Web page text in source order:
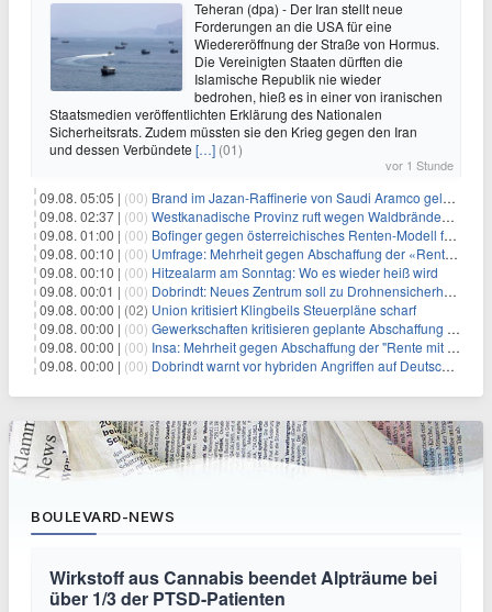
Teheran (dpa) - Der Iran stellt neue
Forderungen an die USA für eine
Wiedereröffnung der Straße von Hormus.
Die Vereinigten Staaten dürften die
Islamische Republik nie wieder
bedrohen, hieß es in einer von iranischen
Staatsmedien veröffentlichten Erklärung des Nationalen
Sicherheitsrats. Zudem müssten sie den Krieg gegen den Iran
und dessen Verbündete […] (01)
vor 1 Stunde
09.08. 05:05 | (00) Brand im Jazan-Raffinerie von Saudi Aramco gelöscht: Auswirkungen auf die Energiemärkte
09.08. 02:37 | (00) Westkanadische Provinz ruft wegen Waldbränden Notstand aus
09.08. 01:00 | (00) Bofinger gegen österreichisches Renten-Modell für Schwerarbeiter
09.08. 00:10 | (00) Umfrage: Mehrheit gegen Abschaffung der «Rente mit 63»
09.08. 00:10 | (00) Hitzealarm am Sonntag: Wo es wieder heiß wird
09.08. 00:01 | (00) Dobrindt: Neues Zentrum soll zu Drohnensicherheit forschen
09.08. 00:00 | (02) Union kritisiert Klingbeils Steuerpläne scharf
09.08. 00:00 | (00) Gewerkschaften kritisieren geplante Abschaffung der "Rente mit 63"
09.08. 00:00 | (00) Insa: Mehrheit gegen Abschaffung der "Rente mit 63"
09.08. 00:00 | (00) Dobrindt warnt vor hybriden Angriffen auf Deutschland
BOULEVARD-NEWS
Wirkstoff aus Cannabis beendet Alpträume bei
über 1/3 der PTSD-Patienten